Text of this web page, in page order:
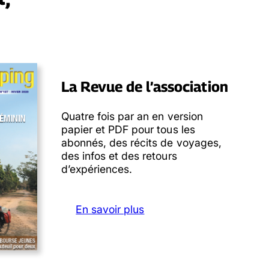
La Revue de l’association
Quatre fois par an en version
papier et PDF pour tous les
abonnés, des récits de voyages,
des infos et des retours
d’expériences.
En savoir plus